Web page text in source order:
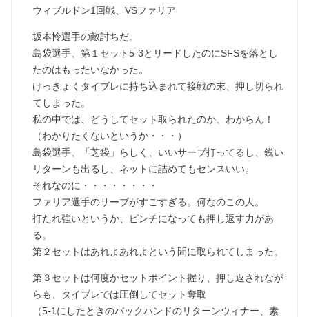
ウィブルドン1回戦、VSファリア
坂本怜選手の敵討ちだ。
島袋選手、第１セット5-3とリードしたのにSFSを落とし
たのはもったいなかった。
けっきょくタイブレに持ち込まれて接戦の末、押し切られ
てしまった。
私の中では、どうしてセット取られたのか、わからん！
（わかりたくないというか・・・）
島袋選手、「芝袋」らしく、いいサーブ打ってるし、鋭い
リターンも出るし、ネットに詰めてもセンスいい。
それなのに・・・・・・・・
ファリア選手のサーブがすごすぎる。何なのこの人。
打たれ強いというか、ピンチになっても押し返す力があ
る。
第２セットはあれよあれよという間に取られてしまった。
第３セットは何度かセットポイント握り、押し返されなが
らも、タイブレでは圧倒してセット奪取
（5-1にしたときのバックハンドのリターンウィナー、素